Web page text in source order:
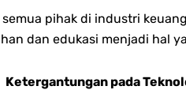
semua pihak di industri
dan edukasi menjadi hal
Ketergantungan pada